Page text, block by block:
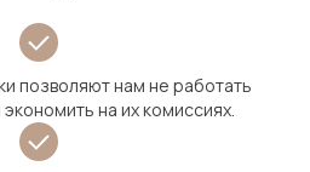
позволяют нам не работать
на их комиссиях.